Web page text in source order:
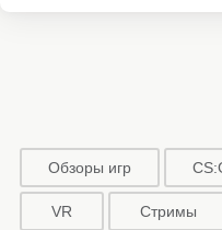
Обзоры игр
VR Стримы